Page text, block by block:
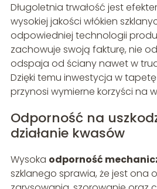
Długoletnia trwałość jest
wysokiej jakości włókien
odpowiedniej technologii
zachowuje swoją fakturę, nie
odspaja od ściany nawet w
Dzięki temu inwestycja w
przynosi wymierne korzyści na
Odporność na
działanie kwasów
Wysoka odporność
szklanego sprawia, że jest ona